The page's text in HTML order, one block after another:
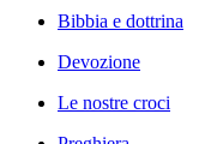
Bibbia e dottrina
Devozione
Le nostre croci